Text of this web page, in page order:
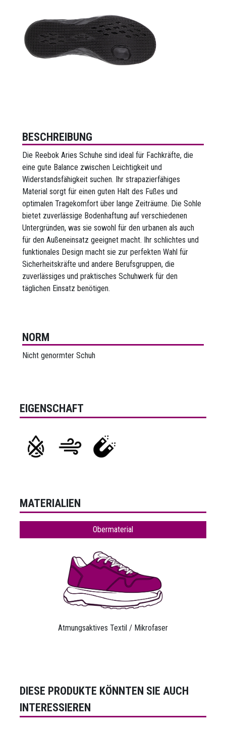
BESCHREIBUNG
Die Reebok Aries Schuhe sind ideal für Fachkräfte, die
eine gute Balance zwischen Leichtigkeit und
Widerstandsfähigkeit suchen. Ihr strapazierfähiges
Material sorgt für einen guten Halt des Fußes und
optimalen Tragekomfort über lange Zeiträume. Die Sohle
bietet zuverlässige Bodenhaftung auf verschiedenen
Untergründen, was sie sowohl für den urbanen als auch
für den Außeneinsatz geeignet macht. Ihr schlichtes und
funktionales Design macht sie zur perfekten Wahl für
Sicherheitskräfte und andere Berufsgruppen, die
zuverlässiges und praktisches Schuhwerk für den
täglichen Einsatz benötigen.
NORM
Nicht genormter Schuh
EIGENSCHAFT
MATERIALIEN
Obermaterial
Atmungsaktives Textil / Mikrofaser
DIESE PRODUKTE KÖNNTEN SIE AUCH
INTERESSIEREN